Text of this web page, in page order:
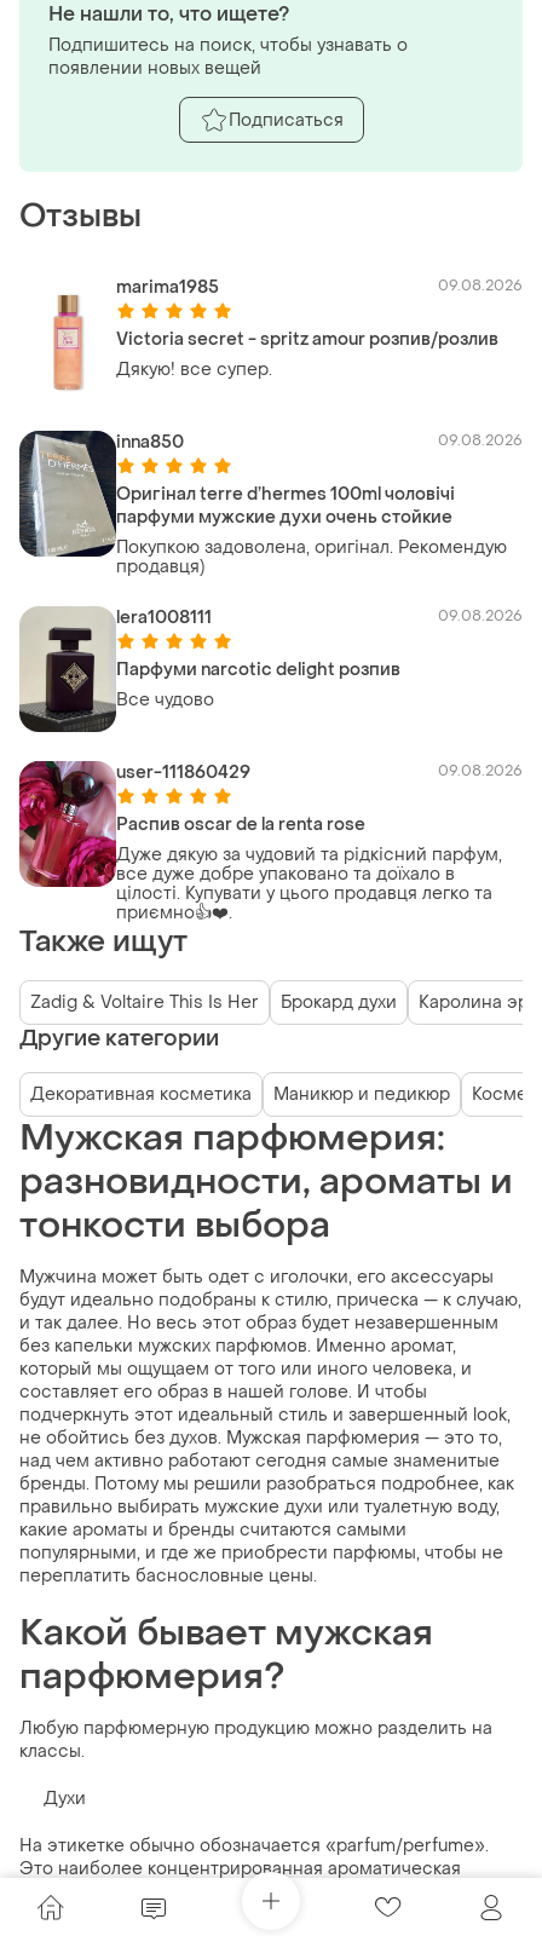
Отзывы
marima1985 09.08.2026
Victoria secret - spritz amour розпив/розлив
Дякую! все супер.
inna850 09.08.2026
Оригінал terre d’hermes 100ml чоловічі
парфуми мужские духи очень стойкие
Покупкою задоволена, оригінал. Рекомендую
продавця)
lera1008111 09.08.2026
Парфуми narcotic delight розпив
Все чудово
user-111860429 09.08.2026
Распив oscar de la renta rose
Дуже дякую за чудовий та рідкісний парфум,
все дуже добре упаковано та доїхало в
цілості. Купувати у цього продавця легко та
приємно👍❤️.
Также ищут
Zadig & Voltaire This Is Her Брокард духи Каролина
Другие категории
Декоративная косметика Маникюр и педикюр
Мужская парфюмерия:
разновидности, ароматы и
тонкости выбора
Мужчина может быть одет с иголочки, его аксессуары
будут идеально подобраны к стилю, прическа — к случаю,
и так далее. Но весь этот образ будет незавершенным
без капельки мужских парфюмов. Именно аромат,
который мы ощущаем от того или иного человека, и
составляет его образ в нашей голове. И чтобы
подчеркнуть этот идеальный стиль и завершенный look,
не обойтись без духов. Мужская парфюмерия — это то,
над чем активно работают сегодня самые знаменитые
бренды. Потому мы решили разобраться подробнее, как
правильно выбирать мужские духи или туалетную воду,
какие ароматы и бренды считаются самыми
популярными, и где же приобрести парфюмы, чтобы не
переплатить баснословные цены.
Какой бывает мужская
парфюмерия?
Любую парфюмерную продукцию можно разделить на
классы.
Духи
На этикетке обычно обозначается «parfum/perfume».
Это наиболее концентрированная ароматическая
жидкость, сохраняющая стойкость длительное время.
Душистые вещества (масляные эфиры) составляют
Не нашли то, что ищете?
Подпишитесь на поиск, чтобы узнавать о
появлении новых вещей
Подписаться